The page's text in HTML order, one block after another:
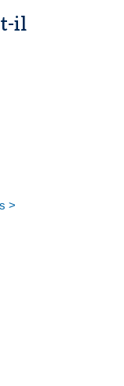
il
>